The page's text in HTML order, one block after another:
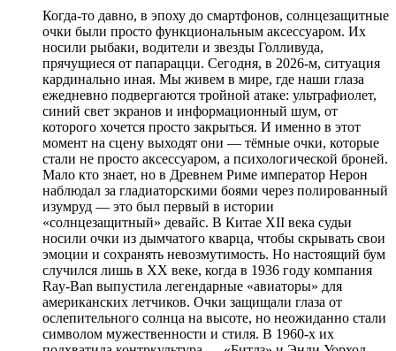
Когда-то давно, в эпоху до смартфонов, солнцезащитные
очки были просто функциональным аксессуаром. Их
носили рыбаки, водители и звезды Голливуда,
прячущиеся от папарацци. Сегодня, в 2026-м, ситуация
кардинально иная. Мы живем в мире, где наши глаза
ежедневно подвергаются тройной атаке: ультрафиолет,
синий свет экранов и информационный шум, от
которого хочется просто закрыться. И именно в этот
момент на сцену выходят они — тёмные очки, которые
стали не просто аксессуаром, а психологической броней.
Мало кто знает, но в Древнем Риме император Нерон
наблюдал за гладиаторскими боями через полированный
изумруд — это был первый в истории
«солнцезащитный» девайс. В Китае XII века судьи
носили очки из дымчатого кварца, чтобы скрывать свои
эмоции и сохранять невозмутимость. Но настоящий бум
случился лишь в XX веке, когда в 1936 году компания
Ray-Ban выпустила легендарные «авиаторы» для
американских летчиков. Очки защищали глаза от
ослепительного солнца на высоте, но неожиданно стали
символом мужественности и стиля. В 1960-х их